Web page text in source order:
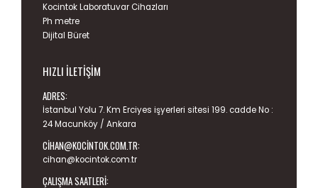
Kocintok Laboratuvar Cihazları
Ph metre
Dijital Büret
HIZLI İLETIŞIM
ADRES:
İstanbul Yolu 7. Km Erciyes işyerleri sitesi 199. cadde No :
24 Macunköy / Ankara
CIHAN@KOCINTOK.COM.TR:
cihan@kocintok.com.tr
ÇALIŞMA SAATLERI: